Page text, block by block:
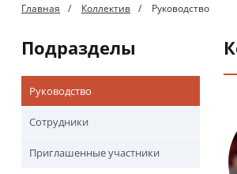
Главная Коллектив Руководство
Подразделы
Руководство
Сотрудники
Приглашенные участники